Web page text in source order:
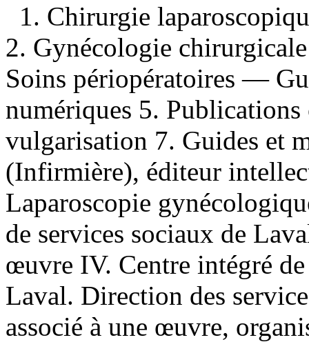
1. Chirurgie
2. Gynécologie
Soins périopératoires —
numériques 5.
vulgarisation 7. Guides et
(Infirmière), éditeur
Laparoscopie
de services sociaux de
œuvre IV. Centre intégré
Laval. Direction des
associé à une œuvre,